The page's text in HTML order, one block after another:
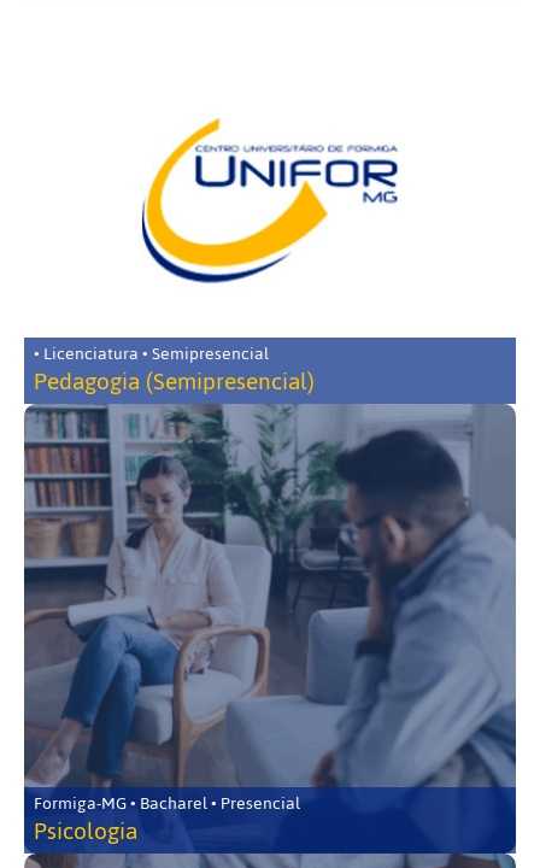
• Licenciatura • Semipresencial
Pedagogia (Semipresencial)
Formiga-MG • Bacharel • Presencial
Psicologia